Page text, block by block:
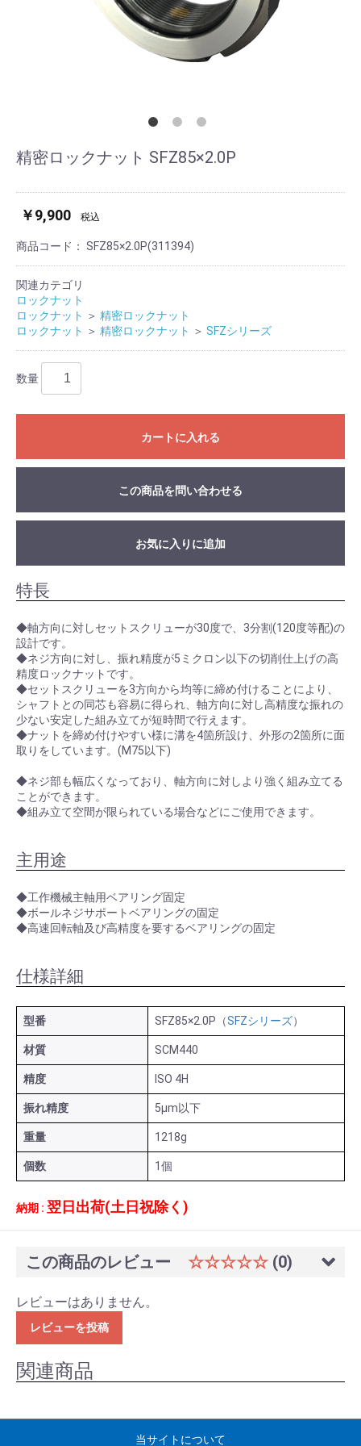
精密ロックナット SFZ85×2.0P
￥9,900 税込
商品コード： SFZ85×2.0P(311394)
関連カテゴリ
ロックナット
ロックナット ＞ 精密ロックナット
ロックナット ＞ 精密ロックナット ＞ SFZシリーズ
数量
カートに入れる
この商品を問い合わせる
お気に入りに追加
特長
◆軸方向に対しセットスクリューが30度で、3分割(120度等配)の
設計です。
◆ネジ方向に対し、振れ精度が5ミクロン以下の切削仕上げの高
精度ロックナットです。
◆セットスクリューを3方向から均等に締め付けることにより、
シャフトとの同芯も容易に得られ、軸方向に対し高精度な振れの
少ない安定した組み立てが短時間で行えます。
◆ナットを締め付けやすい様に溝を4箇所設け、外形の2箇所に面
取りをしています。(M75以下)
◆ネジ部も幅広くなっており、軸方向に対しより強く組み立てる
ことができます。
◆組み立て空間が限られている場合などにご使用できます。
主用途
◆工作機械主軸用ベアリング固定
◆ボールネジサポートベアリングの固定
◆高速回転軸及び高精度を要するベアリングの固定
仕様詳細
型番 SFZ85×2.0P（SFZシリーズ）
材質 SCM440
精度 ISO 4H
振れ精度 5μm以下
重量 1218g
個数 1個
納期 : 翌日出荷(土日祝除く)
この商品のレビュー ☆☆☆☆☆ (0)
レビューはありません。
レビューを投稿
関連商品
当サイトについて